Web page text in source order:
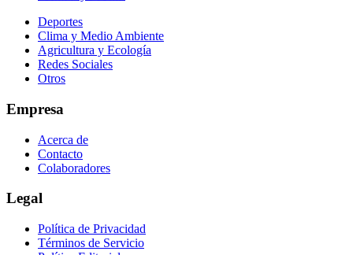
Deportes
Clima y Medio Ambiente
Agricultura y Ecología
Redes Sociales
Otros
Empresa
Acerca de
Contacto
Colaboradores
Legal
Política de Privacidad
Términos de Servicio